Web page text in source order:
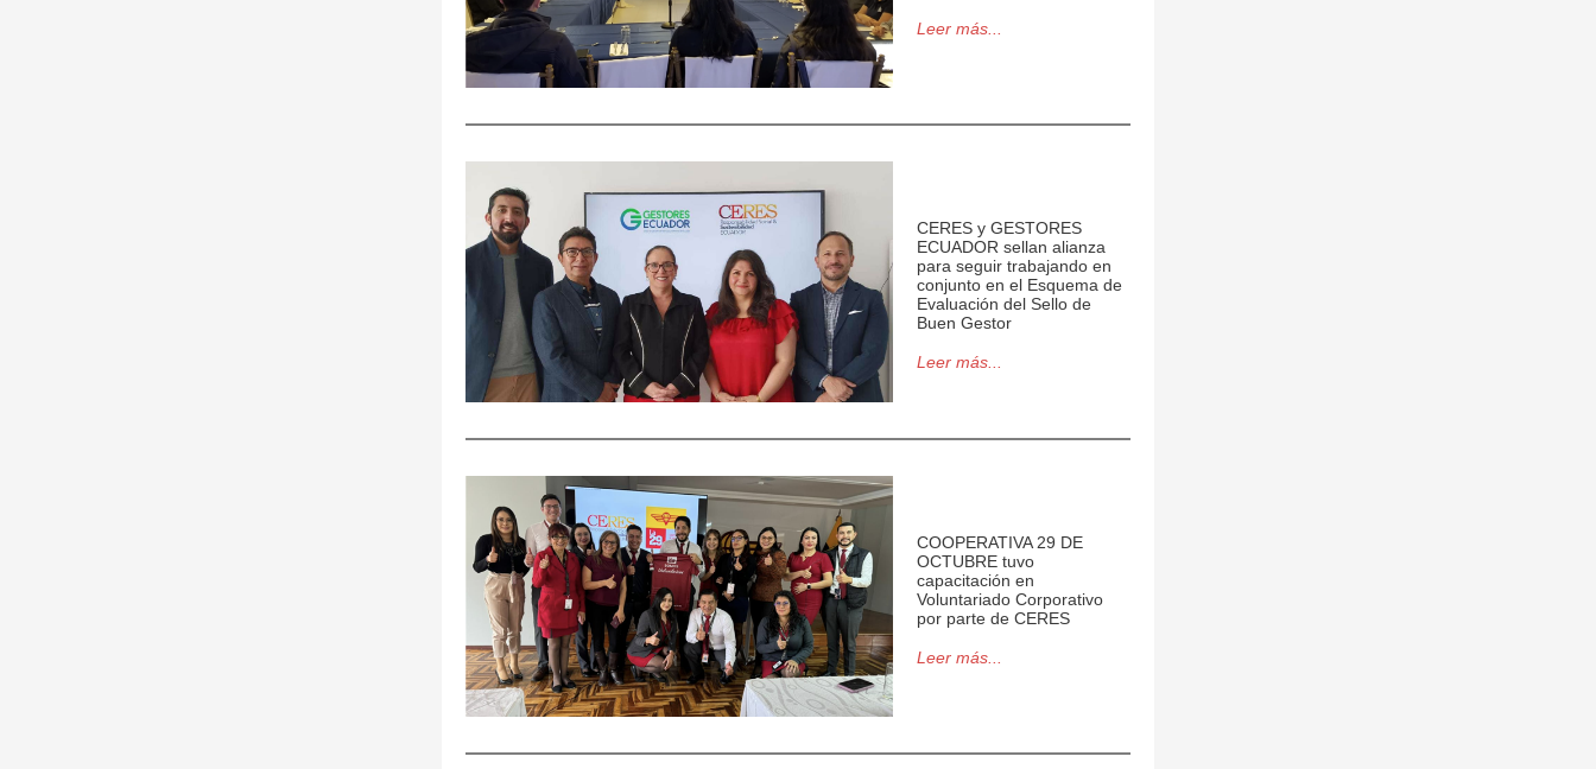
Leer más...
CERES y GESTORES
ECUADOR sellan alianza
para seguir trabajando en
conjunto en el Esquema de
Evaluación del Sello de
Buen Gestor
Leer más...
COOPERATIVA 29 DE
OCTUBRE tuvo
capacitación en
Voluntariado Corporativo
por parte de CERES
Leer más...